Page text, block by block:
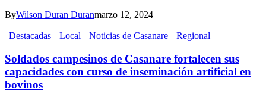
ByWilson Duran Duranmarzo 12, 2024
Destacadas Local Noticias de Casanare Regional
Soldados campesinos de Casanare fortalecen sus
capacidades con curso de inseminación artificial en
bovinos